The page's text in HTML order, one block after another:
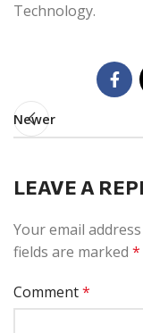
Technology.
Newer
LEAVE A
Your email
fields are marked *
Comment*